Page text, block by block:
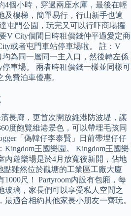
4個小時，穿過兩座水庫，最後在輕
及樓梯，簡單易行，行山新手也適
屯門公園，玩完又可以行吓商場攞
V City個閒日時租價錢仲平過愛定商
或者屯門車站停車場啦。 註：V
為同一層同一主入口，然後轉左係
車場。 兩者時租價錢一樣並同樣可
費泊車優惠。
長廊，更首次開放維港防波堤，讓
度飽覽維港景色，可以帶埋毛孩同
「偽韓仔李泰賢」日前帶埋仔仔
王國樂園。 Kingdom王國樂
內遊樂場是於4月放寬後新開，佔地
點雖然位於觀塘的工業區工廠大廈
尺！ Partyroom內設有包廂，每
玻璃，家長們可以享受私人空間之
適合相約其他家長小朋友一齊玩。